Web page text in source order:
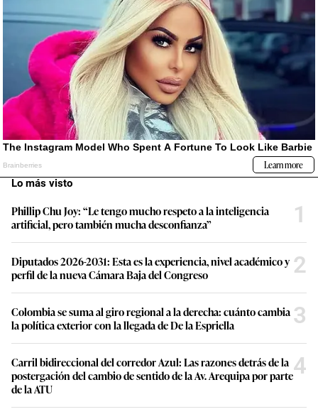
Lo más visto
Phillip Chu Joy: “Le tengo mucho respeto a la inteligencia
artificial, pero también mucha desconfianza”
1
Diputados 2026-2031: Esta es la experiencia, nivel académico y
perfil de la nueva Cámara Baja del Congreso
2
Colombia se suma al giro regional a la derecha: cuánto cambia
la política exterior con la llegada de De la Espriella
3
Carril bidireccional del corredor Azul: Las razones detrás de la
postergación del cambio de sentido de la Av. Arequipa por parte
de la ATU
4